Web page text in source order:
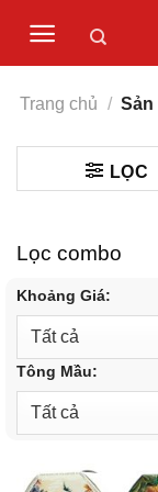
content
Trang chủ / Sản
LỌC
Lọc combo
Khoảng Giá:
Tông Mầu: